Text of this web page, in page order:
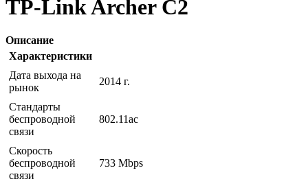
TP-Link Archer C2
Описание
Характеристики
Дата выхода на
рынок
2014 г.
Стандарты
беспроводной
связи
802.11ac
Скорость
беспроводной
связи
733 Mbps